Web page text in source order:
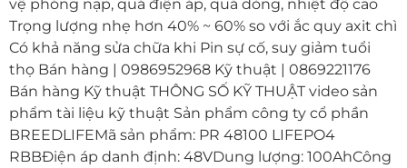
vệ phóng nạp, quá điện áp, quá dòng, nhiệt độ cao
Trọng lượng nhẹ hơn 40% ~ 60% so với ắc quy axit chì
Có khả năng sửa chữa khi Pin sự cố, suy giảm tuổi
thọ Bán hàng | 0986952968 Kỹ thuật | 0869221176
Bán hàng Kỹ thuật THÔNG SỐ KỸ THUẬT video sản
phẩm tài liệu kỹ thuật Sản phẩm công ty cổ phần
BREEDLIFEMã sản phẩm: PR 48100 LIFEPO4
RBBĐiện áp danh định: 48VDung lượng: 100AhCông